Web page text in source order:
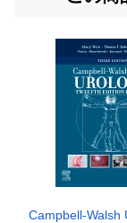
Campbell-Walsh